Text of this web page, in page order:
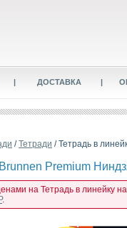
| ДОСТАВКА |
/Тетради / Тетрадь в
Premium
на Тетрадь в линейку
.